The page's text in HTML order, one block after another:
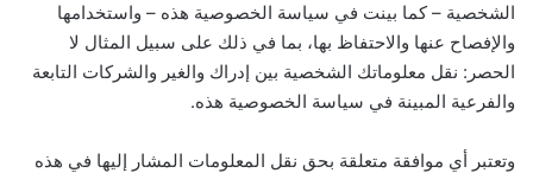
الشخصية – كما بينت في سياسة الخصوصية هذه – واستخدامها
والإفصاح عنها والاحتفاظ بها، بما في ذلك على سبيل المثال لا
الحصر: نقل معلوماتك الشخصية بين إدراك والغير والشركات التابعة
والفرعية المبينة في سياسة الخصوصية هذه.
وتعتبر أي موافقة متعلقة بحق نقل المعلومات المشار إليها في هذه